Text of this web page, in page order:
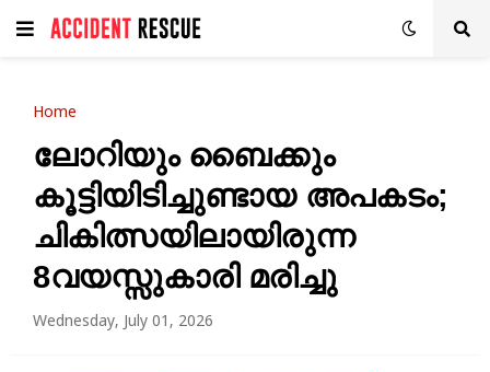
Home
ലോറിയും ബൈക്കും
കൂട്ടിയിടിച്ചുണ്ടായ അപകടം;
ചികിത്സയിലായിരുന്ന
8വയസ്സുകാരി മരിച്ചു
Wednesday, July 01, 2026